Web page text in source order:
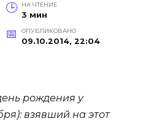
НА ЧТЕНИЕ
3 мин
ОПУБЛИКОВАНО
09.10.2014, 22:04
рождения у
взявший на этот